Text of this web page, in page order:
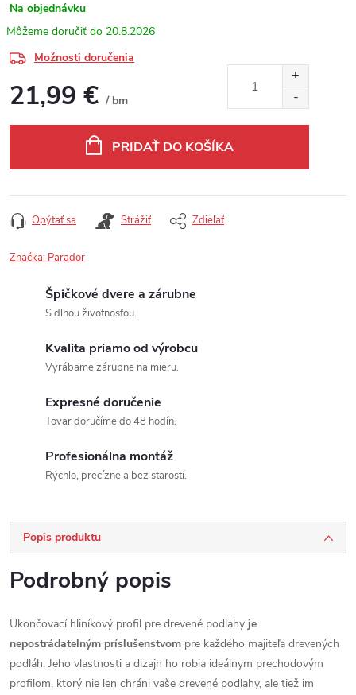
Na objednávku
20.8.2026
Možnosti doručenia
21,99 € / bm
PRIDAŤ DO KOŠÍKA
Opýtať sa Strážiť Zdieľať
Značka: Parador
Špičkové dvere a zárubne
S dlhou životnosťou.
Kvalita priamo od výrobcu
Vyrábame zárubne na mieru.
Expresné doručenie
Tovar doručíme do 48 hodín.
Profesionálna montáž
Rýchlo, precízne a bez starostí.
Popis produktu
Podrobný popis
Ukončovací hliníkový profil pre drevené podlahy je
nepostrádateľným príslušenstvom pre každého majiteľa drevených
podláh. Jeho vlastnosti a dizajn ho robia ideálnym prechodovým
profilom, ktorý nie len chráni vaše drevené podlahy, ale tiež im